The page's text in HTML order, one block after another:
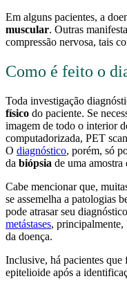
Em alguns pacientes, a
muscular. Outras
compressão nervosa, tais
Como é feito o
Toda investigação
físico do paciente. Se
imagem de todo o interior
computadorizada, PET
O diagnóstico, porém, só
da biópsia de uma amostra
Cabe mencionar que,
se assemelha a patologias
pode atrasar seu
metástases, principalmente,
da doença.
Inclusive, há pacientes que
epitelioide após a